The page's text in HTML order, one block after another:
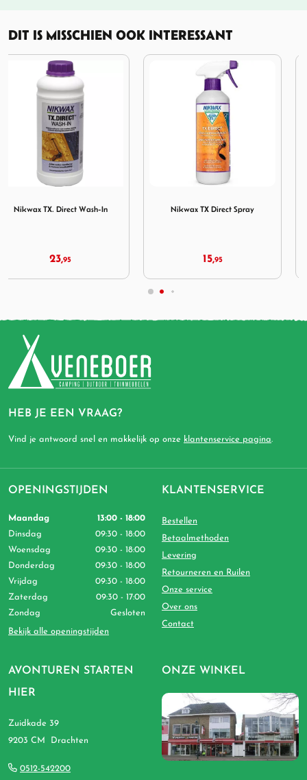
DIT IS MISSCHIEN OOK INTERESSANT
Nikwax TX Direct Spray
15,
Nikwax Cotton Proof
13,
HEB JE EEN VRAAG?
Vind je antwoord snel en makkelijk op onze klantenservice pagina.
AVONTUREN STARTEN
HIER
Zuidkade 39
9203 CM Drachten
0512-542200
OPENINGSTIJDEN
Maandag
13:00 - 18:00
Dinsdag
09:30 - 18:00
Woensdag
09:30 - 18:00
Donderdag
09:30 - 18:00
Vrijdag
09:30 - 18:00
Zaterdag
09:30 - 17:00
Zondag
Gesloten
Bekijk alle openingstijden
KLANTENSERVICE
Bestellen
Betaalmethoden
Levering
Retourneren en Ruilen
Onze service
Over ons
Contact
ONZE WINKEL